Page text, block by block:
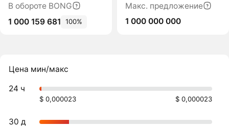
В обороте BONG
1 000 159 681
100%
Макс. предложение
1 000 000 000
Цена мин/макс
24 ч
$ 0,000023 $ 0,000023
30 д